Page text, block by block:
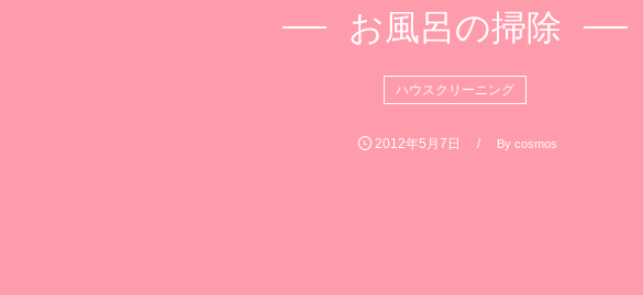
お風呂の掃除
ハウスクリーニング
2012年5月7日 By cosmos